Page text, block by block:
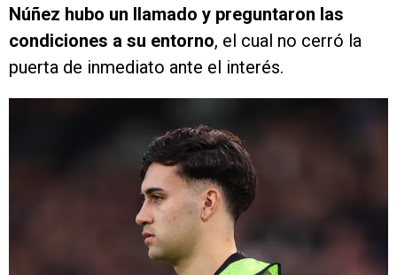
Núñez hubo un llamado y preguntaron las
condiciones a su entorno, el cual no cerró la
puerta de inmediato ante el interés.